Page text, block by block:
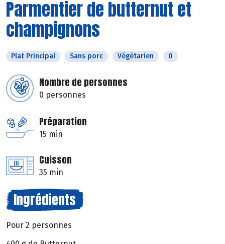
Parmentier de butternut et
champignons
Plat Principal Sans porc Végétarien 0
Nombre de personnes
0 personnes
Préparation
15 min
Cuisson
35 min
Ingrédients
Pour 2 personnes